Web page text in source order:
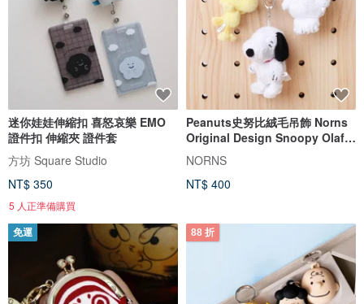
迷你娃娃伸縮扣 喜怒哀樂 EMO
證件扣 伸縮夾 證件套
方坊 Square Studio
NT$ 350
5 人正準備購買
Peanuts史努比絨毛吊飾 Norns
Original Design Snoopy Olaf
Wood
NORNS
NT$ 400
免運 88 折